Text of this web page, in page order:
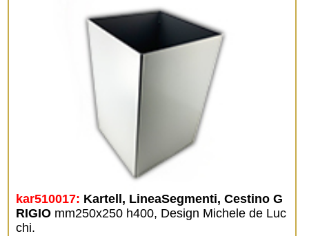
kar510017: Kartell, LineaSegmenti, Cestino G
RIGIO mm250x250 h400, Design Michele de Luc
chi.